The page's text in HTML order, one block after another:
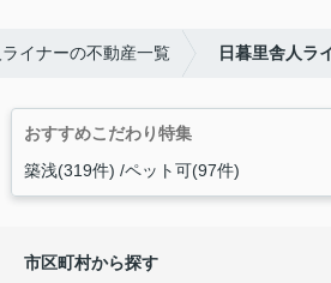
イナーの不動産一覧 日暮里舎人ラ
おすすめこだわり特集
築浅(319件) ペット可(97件)
市区町村から探す